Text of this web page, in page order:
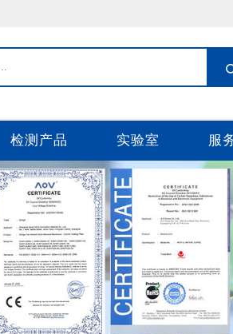
检测产品 实验室 服